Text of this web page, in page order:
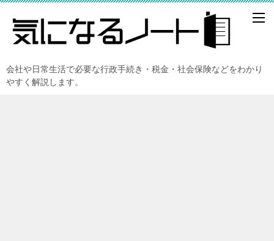
会社や日常生活で必要な行政手続き・税金・社会保険などをわかり
やすく解説します。